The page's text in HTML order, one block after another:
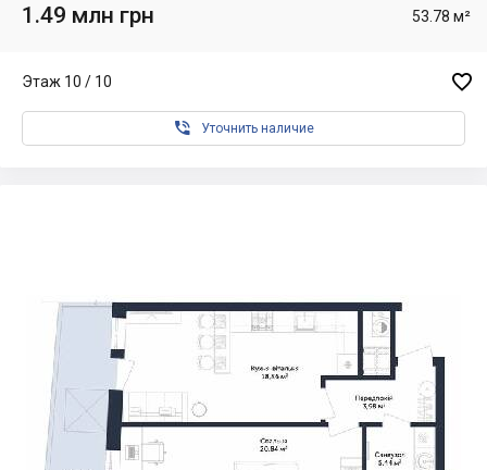
1.49 млн грн 53.78 м²
Этаж 10 / 10 
 Уточнить наличие